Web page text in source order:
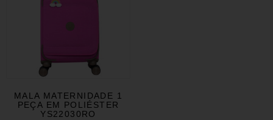
MALA MATERNIDADE 1
PEÇA EM POLIÉSTER
YS22030RO